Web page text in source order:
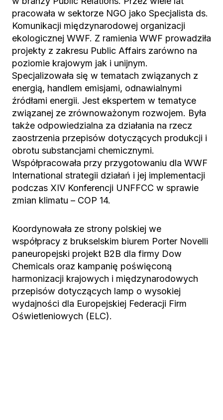
pracowała w sektorze NGO jako Specjalista ds.
Komunikacji międzynarodowej organizacji
ekologicznej WWF. Z ramienia WWF prowadziła
projekty z zakresu Public Affairs zarówno na
poziomie krajowym jak i unijnym.
Specjalizowała się w tematach związanych z
energią, handlem emisjami, odnawialnymi
źródłami energii. Jest ekspertem w tematyce
związanej ze zrównoważonym rozwojem. Była
także odpowiedzialna za działania na rzecz
zaostrzenia przepisów dotyczących produkcji i
obrotu substancjami chemicznymi.
Współpracowała przy przygotowaniu dla WWF
International strategii działań i jej implementacji
podczas XIV Konferencji UNFFCC w sprawie
zmian klimatu – COP 14.
Koordynowała ze strony polskiej we
współpracy z brukselskim biurem Porter Novelli
paneuropejski projekt B2B dla firmy Dow
Chemicals oraz kampanię poświęconą
harmonizacji krajowych i międzynarodowych
przepisów dotyczących lamp o wysokiej
wydajności dla Europejskiej Federacji Firm
Oświetleniowych (ELC).